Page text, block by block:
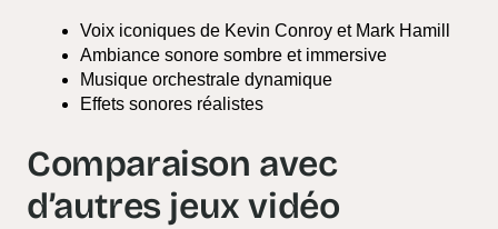
Voix iconiques de Kevin Conroy et Mark Hamill
Ambiance sonore sombre et immersive
Musique orchestrale dynamique
Effets sonores réalistes
Comparaison avec
d’autres jeux vidéo